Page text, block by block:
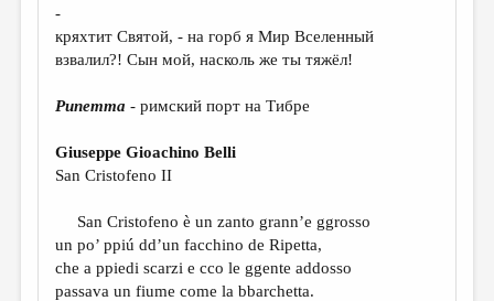
-
кряхтит Святой, - на горб я Мир Вселенный
взвалил?! Сын мой, насколь же ты тяжёл!
Рипетта - римский порт на Тибре
Giuseppe Gioachino Belli
San Cristofeno II
San Cristofeno è un zanto grann’e ggrosso
un po’ ppiú dd’un facchino de Ripetta,
che a ppiedi scarzi e cco le ggente addosso
passava un fiume come la bbarchetta.